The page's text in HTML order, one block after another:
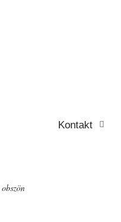
Kontakt
obszön